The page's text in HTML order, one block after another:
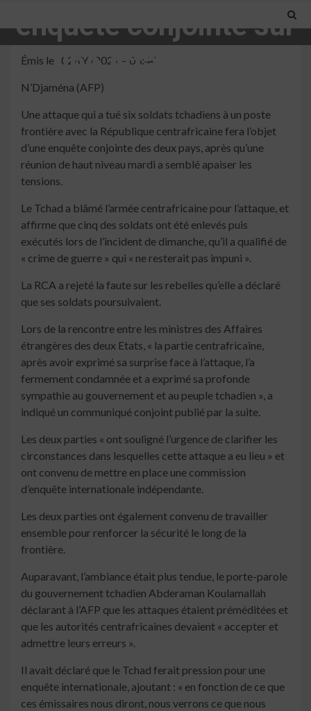
enquête conjointe sur
une attaque à la
frontière
3 min read
Émis le : 02/06/2021 – 03:44
N’Djaména (AFP)
Une attaque qui a tué six soldats tchadiens à un poste
frontière avec la République centrafricaine fera l’objet
d’une enquête conjointe des deux pays, après qu’une
réunion de haut niveau mardi a semblé apaiser les
tensions.
Le Tchad a blâmé l’armée centrafricaine pour l’attaque, et
affirme que cinq des soldats ont été enlevés puis
exécutés lors de l’incident de dimanche, qu’il a qualifié de
« crime de guerre » qui « ne resterait pas impuni ».
La RCA a rejeté la faute sur les rebelles qu’elle a déclaré
que ses soldats poursuivaient.
Lors de la rencontre entre les ministres des Affaires
étrangères des deux Etats, « la partie centrafricaine,
après avoir exprimé sa surprise face à l’attaque, l’a
fermement condamnée et a exprimé sa profonde
sympathie au gouvernement et au peuple tchadien », a
indiqué un communiqué conjoint publié par la suite.
Les deux parties « ont souligné l’urgence de clarifier les
circonstances dans lesquelles cette attaque a eu lieu » et
ont convenu de mettre en place une commission
d’enquête internationale indépendante.
Les deux parties ont également convenu de travailler
ensemble pour renforcer la sécurité le long de la
frontière.
Auparavant, l’ambiance était plus tendue, le porte-parole
du gouvernement tchadien Abderaman Koulamallah
déclarant à l’AFP que les attaques étaient préméditées et
que les autorités centrafricaines devaient « accepter et
admettre leurs erreurs ».
Il avait déclaré que le Tchad ferait pression pour une
enquête internationale, ajoutant : « en fonction de ce que
ces émissaires nous diront, nous verrons ce que nous